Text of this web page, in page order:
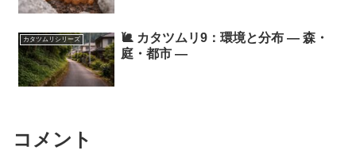
カタツムリシリーズ
🐌 カタツムリ9：環境と分布 ― 森・
庭・都市 ―
コメント